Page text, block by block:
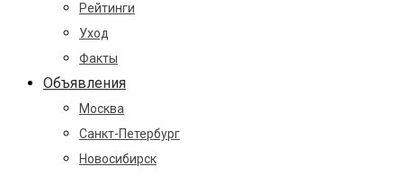
Рейтинги
Уход
Факты
Объявления
Москва
Санкт-Петербург
Новосибирск